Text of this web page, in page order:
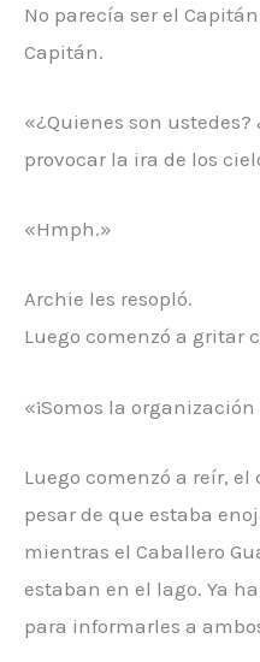
No parecía ser el
Capitán.
«¿Quienes son
provocar la ira de los
«Hmph.»
Archie les resopló.
Luego comenzó a gritar
«¡Somos la
Luego comenzó a reír,
pesar de que estaba
mientras el Caballero
estaban en el lago. Ya
para informarles a